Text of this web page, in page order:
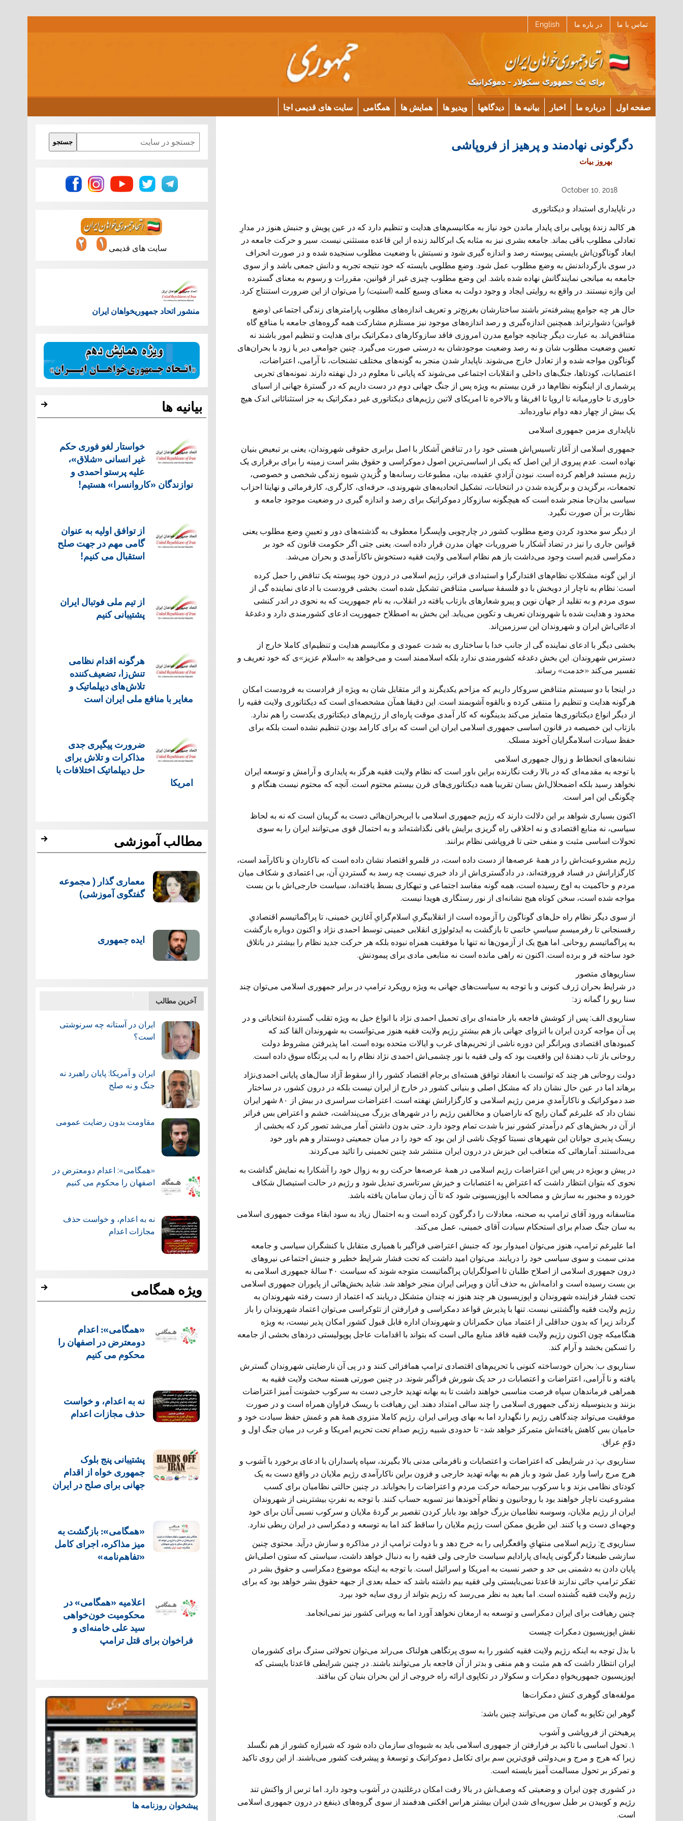
تماس با ما در باره ما English
صفحه اول درباره ما اخبار بیانیه ها دیدگاهها ویدیو ها همایش ها همگامی سایت های قدیمی اجا
دگرگونی نهادمند و پرهیز از فروپاشی
بهروز بیات
October 10, 2018
در ناپایداری استبداد و دیکتاتوری
هر کالبد زندۀ پویایی برای پایدار ماندن خود نیاز به مکانیسم‌های هدایت و تنظیم دارد که در عین پویش و جنبش هنوز در مدارِ
تعادلی مطلوب باقی بماند. جامعه بشری نیز به مثابه یک ابرکالبد زنده از این قاعده مستثنی نیست. سیر و حرکت جامعه در
ابعاد گوناگون‌اش بایستی پیوسته رصد و اندازه گیری شود و نسبتش با وضعیت مطلوب سنجیده شده و در صورت انحراف
در سوی بازگرداندنش به وضع مطلوب عمل شود. وضع مطلوبی بایسته که خود نتیجه تجربه و دانش جمعی باشد و از سوی
جامعه به میانجی نمایندگانش نهاده شده باشد. این وضع مطلوب چیزی غیر از قوانین، مقررات و رسوم به معنای گسترده
این واژه نیستند. در واقع به روایتی ایجاد و وجود دولت به معنای وسیع کلمه (استیت) را می‌توان از این ضرورت استنتاج کرد.
حال هر چه جوامع پیشرفته‌تر باشند ساختارشان بغرنج‌تر و تعریف اندازه‌های مطلوب پارامترهای زندگی اجتماعی (وضع
قوانین) دشوارتر‌اند. همچنین اندازه‌گیری و رصد اندازه‌های موجود نیز مستلزم مشارکت همه گروه‌های جامعه با منافع گاه
متناقض‌اند. به عبارت دیگر چنانچه جوامع مدرن امروزی فاقد سازوکارهای دمکراتیک برای هدایت و تنظیم امور باشند نه
تعیین وضعیت مطلوب شان و نه رصد وضعیت موجودشان به درستی صورت می‌گیرد. چنین جوامعی دیر یا زود با بحران‌های
گوناگون مواجه شده و از تعادل خارج می‌شوند. ناپایدار شدن منجر به گونه‌های مختلف تشنجات، نا آرامی، اعتراضات،
اعتصابات، کودتاها، جنگ‌های داخلی و انقلابات اجتماعی می‌شوند که پایانی نا معلوم در دل نهفته دارند. نمونه‌های تجربی
پرشماری از اینگونه نظام‌ها در قرن بیستم به ویژه پس از جنگ جهانی دوم در دست داریم که در گسترۀ جهانی از اسیای
خاوری تا خاورمیانه تا اروپا تا افریقا و بالاخره تا امریکای لاتین رژیم‌های دیکتاتوری غیر دمکراتیک به جز استثنائاتی اندک هیچ
یک بیش از چهار دهه دوام نیاورده‌اند.
ناپایداری مزمن جمهوری اسلامی
جمهوری اسلامی از آغاز تاسیس‌اش هستی خود را در تناقض آشکار با اصل برابری حقوقی شهروندان، یعنی بر تبعیض بنیان
نهاده است. عدم پیروی از این اصل که یکی از اساسی‌ترین اصول دموکراسی و حقوق بشر است زمینه را برای برقراری یک
رژیم مستبد فراهم کرده است. نبودن آزادیِ عقیده، بیان، مطبوعات رسانه‌ها و گُزیدنِ شیوه زندگی شخصی و خصوصی،
تجمعات، برگزیدن و برگزیده شدن در انتخابات، تشکیل اتحادیه‌های شهروندی، حرفه‌ای، کارگری، کارفرمائی و نهایتا احزاب
سیاسی بدان‌جا منجر شده است که هیچگونه سازوکار دموکراتیک برای رصد و اندازه گیری در وضعیت موجود جامعه و
نظارت بر آن صورت نگیرد.
از دیگر سو محدود کردن وضع مطلوب کشور در چارچوبی واپسگرا معطوف به گذشته‌های دور و تعیینِ وضع مطلوب یعنی
قوانین جاری را نیز در تضاد آشکار با ضروریات جهان مدرن قرار داده است. یعنی جتی اگر حکومت قانون که خود بر
دمکراسی قدیم است وجود می‌داشت باز هم نظام اسلامی ولایت فقیه دستخوش ناکارآمدی و بحران می‌شد.
از این گونه مشکلاتِ نظام‌های اقتدارگرا و استبدادی فراتر، رژیم اسلامی در درون خود پیوسته یک تناقض را حمل کرده
است: نظام به ناچار از دوبخش با دو فلسفۀ سیاسی متناقض تشکیل شده است. بخشی فرودست با ادعای نماینده گی از
سوی مردم و به تقلید از جهان نوین و پیرو شعار‌های بازتاب یافته در انقلاب، به نام جمهوریت که به نحوی در اندر کنشی
محدود و هدایت شده با شهروندان تعریف و تکوین می‌یابد. این بخش به اصطلاح جمهوریت ادعای کشورمندی دارد و دغدغۀ
ادعائی‌اش ایران و شهروندان این سرزمین‌اند.
بخشی دیگر با ادعای نماینده گی از جانب خدا با ساختاری به شدت عمودی و مکانیسم هدایت و تنظیم‌ای کاملا خارج از
دسترس شهروندان. این بخش دغدغه کشورمندی ندارد بلکه اسلاممند است و می‌خواهد به «اسلام عزیز»ی که خود تعریف و
تفسیر می‌کند «خدمت» رساند.
در اینجا با دو سیستم متناقض سروکار داریم که مزاحم یکدیگرند و اثر متقابل شان به ویژه از فرادست به فرودست امکان
هرگونه هدایت و تنظیم را منتفی کرده و بالقوه آشوبمند است. این دقیقا همآن مشحصه‌ای است که دیکتاتوری ولایت فقیه را
از دیگر انواع دیکتاتوری‌ها متمایز می‌کند بدینگونه که کار آمدی موقت پاره‌ای از رژیم‌های دیکتاتوری یکدست را هم ندارد.
بازتاب این خصیصه در قانون اساسی جمهوری اسلامی ایران این است که برای کارامد بودن تنظیم نشده است بلکه برای
حفظ سیادت اسلامگرایان آخوند مسلک.
نشانه‌های انحطاط و زوال جمهوری اسلامی
با توجه به مقدمه‌ای که در بالا رفت نگارنده براین باور است که نظام ولایت فقیه هرگز به پایداری و آرامش و توسعه ایران
نخواهد رسید بلکه اضمحلال‌اش بسان تقریبا همه دیکتاتوری‌های قرن بیستم محتوم است. آنچه که محتوم نیست هنگام و
چگونگی این امر است.
اکنون بسیاری شواهد بر این دلالت دارند که رژیم جمهوری اسلامی با ابربحران‌هائی دست به گریبان است که نه به لحاظ
سیاسی، نه منابع اقتصادی و نه اخلاقی راه گریزی برایش باقی نگذاشته‌اند و به احتمال قوی می‌توانند ایران را به سوی
تحولات اساسی مثبت و منفی حتی تا فروپاشی نظام برانند.
رژیم مشروعیت‌اش را در همۀ عرصه‌ها از دست داده است، در قلمرو اقتصاد نشان داده است که ناکاردان و ناکارآمد است،
کارگزارانش در فساد فرورفته‌اند، در دادگستری‌اش از داد خبری نیست چه رسد به گستردنِ آن، بی اعتمادی و شکاف میان
مردم و حاکمیت به اوج رسیده است، همه گونه مفاسد اجتماعی و تبهکاری بسط یافته‌اند، سیاست خارجی‌اش با بن بست
مواجه شده است، سخن کوتاه هیج نشانه‌ای از نور رستگاری هویدا نیست.
از سوی دیگر نظام راه حل‌های گوناگون را آزموده است از انقلابیگریِ اسلام‌گرایِ آغازین خمینی، تا پراگماتیسم اقتصادیِ
رفسنجانی تا رفرمیسمِ سیاسیِ خاتمی تا بازگشت به ایدئولوژی انقلابی خمینی توسط احمدی نژاد و اکنون دوباره بازگشت
به پراگماتیسم روحانی. اما هیچ یک از آزمون‌ها نه تنها با موفقیت همراه نبوده بلکه هر حرکت جدید نظام را بیشتر در باتلاق
خود ساخته فر و برده است. اکنون نه راهی مانده است نه منابعی مادی برای پیمودنش.
سناریو‌های متصور
در شرایط بحران ژرف کنونی و با توجه به سیاست‌های جهانی به ویژه رویکرد ترامپ در برابر جمهوری اسلامی می‌توان چند
سنا ریو را گمانه زد:
سناریوی الف: پس از کوشش فاجعه بار خامنه‌ای برای تحمیل احمدی نژاد با انواع حیل به ویژه تقلب گستردۀ انتخاباتی و در
پی آن مواجه کردن ایران با انزوای جهانی باز هم بیشترِ رژیم ولایت فقیه هنوز می‌توانست به شهروندان القا کند که
کمبود‌های اقتصادی ویرانگر این دوره ناشی از تحریم‌های غرب و ایالات متحده بوده است. اما پذیرفتن مشروط دولت
روحانی باز تاب دهندۀ این واقعیت بود که ولی فقیه با نور چشمی‌اش احمدی نژاد نظام را به لب پرتگاه سوق داده است.
دولت روحانی هر چند که توانست با انعقاد توافق هسته‌ای برجام اقتصاد کشور را از سقوط آزاد سال‌های پایانی احمدی‌نژاد
برهاند اما در عین حال نشان داد که مشکل اصلی و بنیانی کشور در خارج از ایران نیست بلکه در درون کشور، در ساختار
ضد دموکراتیک و ناکارآمدیِ مزمن رژیم اسلامی و کارگزارانش نهفته است. اعتراضات سراسری در بیش از ۸۰ شهر ایران
نشان داد که علیرغم گمان رایج که ناراضیان و مخالفین رژیم را در شهر‌های بزرگ می‌پنداشت، خشم و اعتراض بس فراتر
از آن در بخش‌های کم درآمد‌تر کشور نیز با شدت تمام وجود دارد. حتی بدون داشتن آمار می‌شد تصور کرد که بخشی از
ریسک پذیری جوانان این شهرهای نسبتا کوچک ناشی از این بود که خود را در میان جمعیتی دوستدار و هم باور خود
می‌دانستند. آمارهائی که متعاقب این خیزش در درون ایران منتشر شد چنین تخمینی را تائید می‌کردند.
در پیش و بویژه در پس این اعتراضات رژیم اسلامی در همۀ عرصه‌ها حرکت رو به زوال خود را آشکارا به نمایش گذاشت به
نحوی که بتوان انتظار داشت که اعتراض به اعتصابات و خیزش سرتاسری تبدیل شود و رژیم در حالت استیصال شکاف
خورده و مجبور به سازش و مصالحه با اپوزیسیونی شود که تا آن زمان سامان یافته باشد.
متاسفانه ورود آقای ترامپ به صحنه، معادلات را دگرگون کرده است و به احتمال زیاد به سود ابقاء موقت جمهوری اسلامی
به سان جنگ صدام برای استحکام سیادت آقای خمینی، عمل می‌کند.
اما علیرغم ترامپ، هنوز می‌توان امیدوار بود که جنبش اعتراضی فراگیر با همیاری متقابل با کنشگران سیاسی و جامعه
مدنی سمت و سوی سیاسی خود را دریابند. می‌توان امید داشت که تحت فشار شرایط خطیر و جنبش اجتماعی نیروهای
درون جمهوری اسلامی از اصلاح طلبان تا اصولگرایان پراگماتیست متوجه شوند که سیاست ۴۰ سالۀ جمهوری اسلامی به
بن بست رسیده است و ادامه‌اش به حذف آنان و ویرانی ایران منجر خواهد شد. شاید بخش‌هائی از پایوران جمهوری اسلامی
تحت فشار فزاینده شهروندان و اپوزیسیون هر چند هنوز نه چندان متشکل دریابند که اعتماد از دست رفته شهروندان به
رژیم ولایت فقیه واگشتنی نیست. تنها با پذیرش قواعد دمکراسی و فرارفتن از تئوکراسی می‌توان اعتماد شهروندان را باز
گرداند زیرا که بدون حداقلی از اعتماد میان حکمرانان و شهروندان اداره قابل قبول کشور امکان پذیر نیست، به ویژه
هنگامیکه چون اکنون رژیم ولایت فقیه فاقد منابع مالی است که بتواند با اقدامات عاجل پوپولیستی درد‌های بخشی از جامعه
را تسکین بخشد و آرام کند.
سناریوی ب: بحران خودساخته کنونی با تحریم‌های اقتصادی ترامپ همافزائی کنند و در پی آن نارضایتی شهروندان گسترش
یافته و نا آرامی، اعتراضات و اعتصابات در حد یک شورش فراگیر شوند. در چنین صورتی هسته سخت ولایت فقیه به
همراهی فرماندهان سپاه فرصت مناسبی خواهند داشت تا به بهانه تهدید خارجی دست به سرکوب خشونت آمیز اعتراضات
بزنند و بدینوسیله زندگی جمهوری اسلامی را چند سالی امتداد دهند. این رهیافت با ریسک فراوان همراه است و در صورت
موفقیت می‌تواند چندگاهی رژیم را نگهدارد اما به بهای ویرانی ایران. رژیم کاملا منزوی همۀ هم و غمش حفظ سیادت خود و
حامیان بس کاهش یافته‌اش متمرکز خواهد شد- تا حدودی شبیه رژیم صدام تحت تحریم امریکا و غرب در میان جنگ اول و
دوّمِ عراق.
سناریوی پ: در شرایطی که اعتراضات و اعتصابات و نافرمانی مدنی بالا بگیرند، سپاه پاسداران با ادعای برخورد با آشوب و
هرج مرج راسا وارد عمل شود و باز هم به بهانه تهدید خارجی و فزون براین ناکارآمدی رژیم ملایان در واقع دست به یک
کودتای نظامی بزند و با سرکوب بیرحمانه حرکت مردم و اعتراضات را بخواباند. در چنین حالتی نظامیان برای کسب
مشروعیت ناچار خواهند بود با روحانیون و نظام آخوند‌ها نیز تسویه حساب کنند. با توجه به نفرتِ بیشترینی از شهروندان
ایران از رژیم ملایان، وسوسه نظامیان بزرگ خواهد بود بابار کردن تقصیر بر گردۀ ملایان و سرکوب نسبی آنان برای خود
وجهه‌ای دست و پا کنند. این طریق ممکن است رژیم ملایان را ساقط کند اما به توسعه و دمکراسی در ایران ربطی ندارد.
سناریوی ج: رژیم اسلامی منتهایِ واقعگرایی را به خرج دهد و با دولت ترامپ از در مذاکره و سازش درآید. محتوی چنین
سازشی طبیعتا دگرگونی پایه‌ای پارادایم سیاست خارجی ولی فقیه را به دنبال خواهد داشت، سیاستی که ستون اصلی‌اش
پایان دادن به دشمنی بی حد و حصر نسبت به امریکا و اسرائیل است. با توجه به اینکه موضوع دمکراسی و حقوق بشر در
تفکر ترامپ جائی ندارند قاعدتا نمی‌بایستی ولی فقیه بیم داشته باشد که حمله بعدی از جبهه حقوق بشر خواهد بود که برای
رژیم ولایت فقیه کُشنده است. اما بعید به نظر می‌رسد که رژیم بتواند از روی سایه خود بپرد.
چنین رهیافت برای ایران دمکراسی و توسعه به ارمغان نخواهد آورد اما به ویرانی کشور نیز نمی‌انجامد.
نقش اپوزیسیون دمکرات چیست
با بذل توجه به اینکه رژیم ولایت فقیه کشور را به سوی پرتگاهی هولناک می‌راند می‌توان تحولاتی سترگ برای کشورمان
ایران انتظار داشت که هم مثبت و هم منفی و بدتر از آن فاجعه بار می‌توانند باشند. در چنین شرایطی قاعدتا بایستی که
اپوزیسیون جمهوریخواهِ دمکرات و سکولار در تکاپوی ارائه راه خروجی از این بحران بنیان کن بیافتد.
مولفه‌های گوهری کنش دمکرات‌ها
گوهر این تکاپو به گمان من می‌توانند چنین باشد:
پرهیختن از فروپاشی و آشوب
۱. تحول اساسی با تاکید بر فرارفتن از جمهوری اسلامی باید به شیوه‌ای سازمان داده شود که شیرازه کشور از هم نگسلد
زیرا که هرج و مرج و بی‌دولتی قوی‌ترین سم برای تکامل دموکراتیک و توسعۀ و پیشرفت کشور می‌باشند. از این روی تاکید
و تمرکز بر تحول مسالمت آمیز بایسته است.
در کشوری چون ایران و وضعیتی که وصف‌اش در بالا رفت امکان درغلتیدن در آشوب وجود دارد. اما ترس از واکنش تند
رژیم و کوبیدن بر طبل سوریه‌ای شدن ایران بیشتر هراس افکنی هدفمند از سوی گروه‌های ذینفع در درون جمهوری اسلامی
است.
Search
جستجو
سایت های قدیمی
منشور اتحاد جمهوریخواهان ایران
بیانیه ها
خواستار لغو فوری حکم
غیر انسانی «شلاق»،
علیه پرستو احمدی و
نوازندگان «کاروانسرا» هستیم!
از توافق اولیه به عنوان
گامی مهم در جهت صلح
استقبال می کنیم!
از تیم ملی فوتبال ایران
پشتیبانی کنیم
هرگونه اقدام نظامی
تنش‌زا، تضعیف‌کننده
تلاش‌های دیپلماتیک و
مغایر با منافع ملی ایران است
ضرورت پیگیری جدی
مذاکرات و تلاش برای
حل دیپلماتیک اختلافات با
امریکا
مطالب آموزشی
معماری گذار ( مجموعه
گفتگوی آموزشی)
ایده جمهوری
آخرین مطالب
ایران در آستانه چه سرنوشتی
است؟
ایران و آمریکا: پایان راهبرد نه
جنگ و نه صلح
مقاومت بدون رضایت عمومی
«همگامی»: اعدام دومعترض در
اصفهان را محکوم می کنیم
نه به اعدام، و خواست حذف
مجازات اعدام
ویژه همگامی
«همگامی»: اعدام
دومعترض در اصفهان را
محکوم می کنیم
نه به اعدام، و خواست
حذف مجازات اعدام
پشتيبانی پنج بلوک
جمهوری خواه از اقدام
جهانی برای صلح در ایران
«همگامی»: بازگشت به
میز مذاکره، اجرای کامل
«تفاهم‌نامه»
اعلامیه «همگامی» در
محکومیت خون‌خواهی
سید علی خامنه‌ای و
فراخوان برای قتل ترامپ
پیشخوان روزنامه ها